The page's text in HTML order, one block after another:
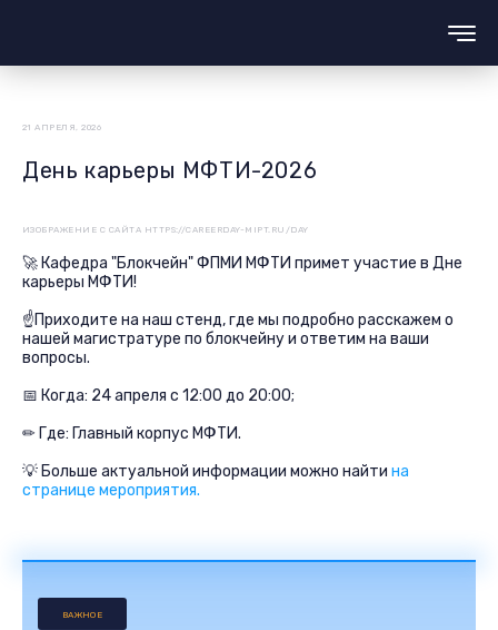
21 АПРЕЛЯ, 2026
День карьеры МФТИ-2026
ИЗОБРАЖЕНИЕ С САЙТА HTTPS://CAREERDAY-MIPT.RU/DAY
🚀 Кафедра "Блокчейн" ФПМИ МФТИ примет участие в Дне
карьеры МФТИ!
☝Приходите на наш стенд, где мы подробно расскажем о
нашей магистратуре по блокчейну и ответим на ваши
вопросы.
📅 Когда: 24 апреля с 12:00 до 20:00;
✏ Где: Главный корпус МФТИ.
💡 Больше актуальной информации можно найти на
странице мероприятия.
ВАЖНОЕ